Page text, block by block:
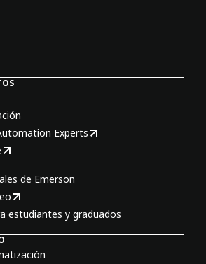
Experts
de Emerson
estudiantes y graduados